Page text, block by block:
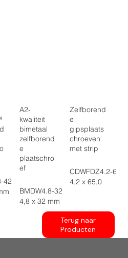
42
A2-
kwaliteit
bimetaal
zelfborend
e
plaatschro
ef
BMDW4.8-32
4,8 x 32 mm
Zelfborend
e
gipsplaats
chroeven
met strip
CDWFDZ4.2-65
4,2 x 65,0
Terug naar
Producten